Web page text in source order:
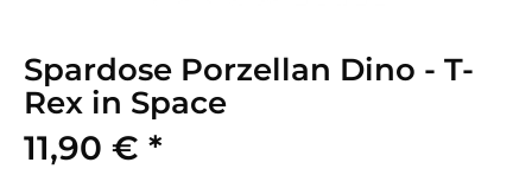
Spardose Porzellan Dino - T-
Rex in Space
11,90 € *